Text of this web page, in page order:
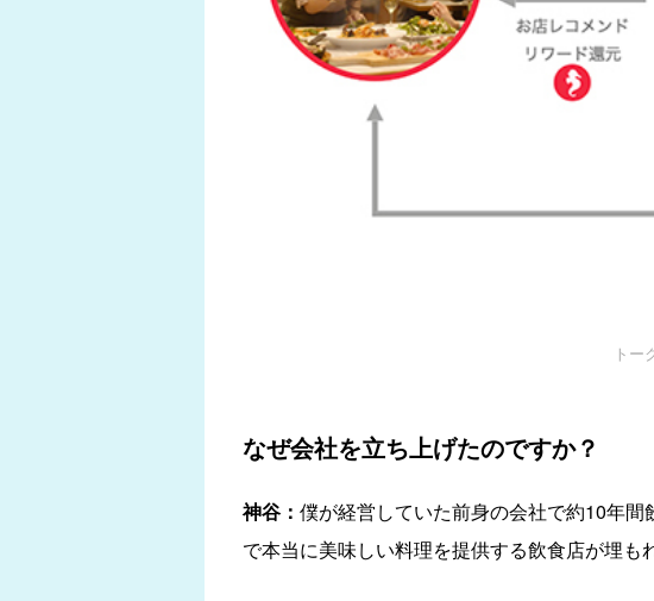
トー
なぜ会社を立ち上げたのですか？
神谷： 僕が経営していた前身の会社で約10年
で本当に美味しい料理を提供する飲食店が埋も